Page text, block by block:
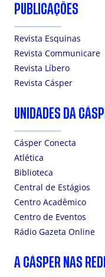
PUBLICAÇÕES
Revista Esquinas
Revista Communicare
Revista Líbero
Revista Cásper
UNIDADES DA
Cásper Conecta
Atlética
Biblioteca
Central de Estágios
Centro Acadêmico
Centro de Eventos
Rádio Gazeta Online
A CÁSPER NAS